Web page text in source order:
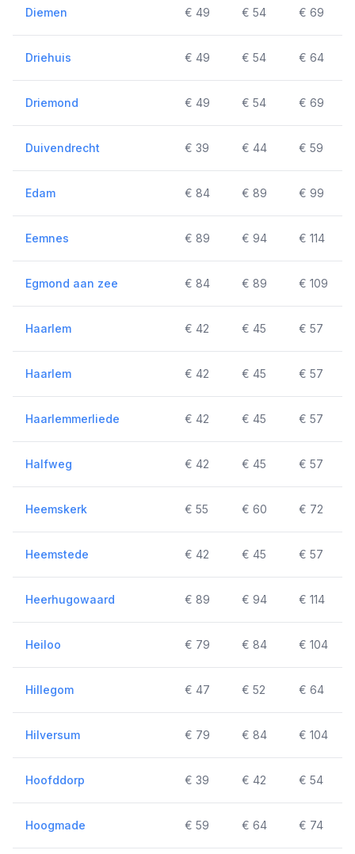
Diemen € 49 € 54 € 69
Driehuis € 49 € 54 € 64
Driemond € 49 € 54 € 69
Duivendrecht € 39 € 44 € 59
Edam € 84 € 89 € 99
Eemnes € 89 € 94 € 114
Egmond aan zee € 84 € 89 € 109
Haarlem € 42 € 45 € 57
Haarlem € 42 € 45 € 57
Haarlemmerliede € 42 € 45 € 57
Halfweg € 42 € 45 € 57
Heemskerk € 55 € 60 € 72
Heemstede € 42 € 45 € 57
Heerhugowaard € 89 € 94 € 114
Heiloo € 79 € 84 € 104
Hillegom € 47 € 52 € 64
Hilversum € 79 € 84 € 104
Hoofddorp € 39 € 42 € 54
Hoogmade € 59 € 64 € 74